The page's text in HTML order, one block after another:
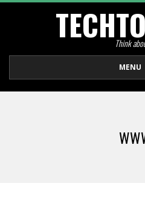
Think
Navigation
MENU